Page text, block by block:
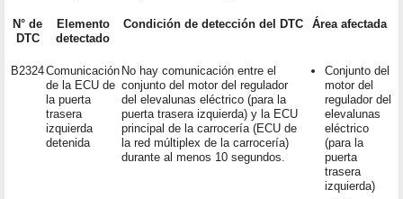
N° de
DTC
Elemento
detectado
Condición de detección del DTC Área afectada
B2324Comunicación
de la ECU de
la puerta
trasera
izquierda
detenida
No hay comunicación entre el
conjunto del motor del regulador
del elevalunas eléctrico (para la
puerta trasera izquierda) y la ECU
principal de la carrocería (ECU de
la red múltiplex de la carrocería)
durante al menos 10 segundos.
Conjunto del
motor del
regulador del
elevalunas
eléctrico
(para la
puerta
trasera
izquierda)